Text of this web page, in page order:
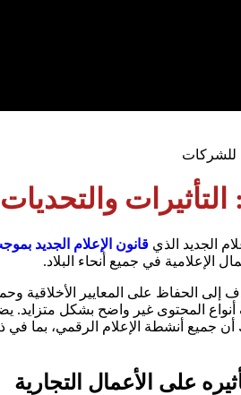
الجديد الذي قانون الإعلام الجديد بموجب
الإعلامية في جميع أنحاء البلاد.
الحفاظ على المعايير الأخلاقية
المحتوى غير واضح بشكل متزايد.
جميع أنشطة الإعلام الرقمي، بما في
على الأعمال التجارية